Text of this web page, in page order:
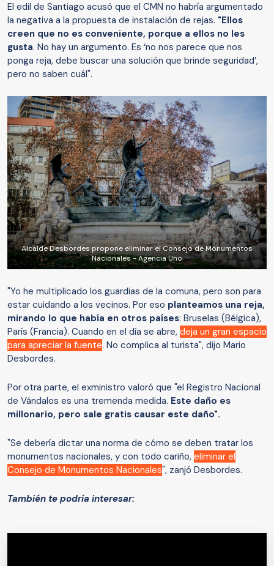
El edil de Santiago acusó que el CMN no habría argumentado
la negativa a la propuesta de instalación de rejas. "Ellos
creen que no es conveniente, porque a ellos no les
gusta. No hay un argumento. Es ‘no nos parece que nos
ponga reja, debe buscar una solución que brinde seguridad’,
pero no saben cuál".
Alcalde Desbordes propone eliminar el Consejo de Monumentos
Nacionales - Agencia Uno
"Yo he multiplicado los guardias de la comuna, pero son para
estar cuidando a los vecinos. Por eso planteamos una reja,
mirando lo que había en otros países: Bruselas (Bélgica),
París (Francia). Cuando en el día se abre, deja un gran espacio
para apreciar la fuente. No complica al turista", dijo Mario
Desbordes.
Por otra parte, el exministro valoró que "el Registro Nacional
de Vándalos es una tremenda medida. Este daño es
millonario, pero sale gratis causar este daño".
"Se debería dictar una norma de cómo se deben tratar los
monumentos nacionales, y con todo cariño, eliminar el
Consejo de Monumentos Nacionales", zanjó Desbordes.
También te podría interesar: